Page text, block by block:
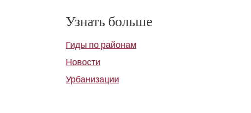
Узнать больше
Гиды по районам
Новости
Урбанизации